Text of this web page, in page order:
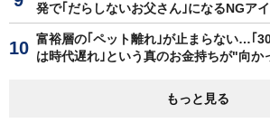
発で｢だらしないお父さん｣になるNGア
富裕層の｢ペット離れ｣が止まらない…｢
は時代遅れ｣という真のお金持ちが"向か
もっと見る